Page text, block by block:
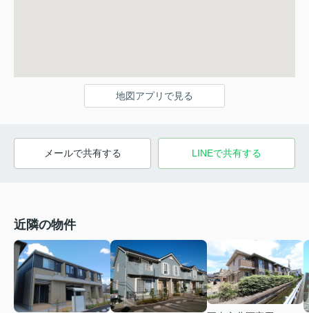
地図アプリで見る
メールで共有する LINEで共有する
近隣の物件